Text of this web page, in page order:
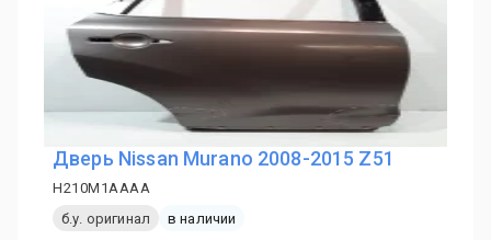
Дверь Nissan Murano 2008-2015 Z51
H210M1AAAA
б.у. оригинал
в наличии